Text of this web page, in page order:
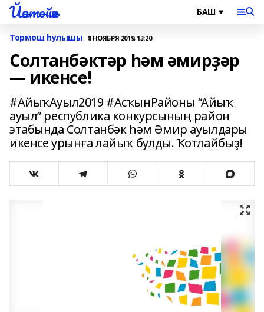
Йәнтөйәк
Тормош һулышы 8 НОЯБРЯ 2019, 13:20
Солтанбәктәр һәм әмирҙәр
— икенсе!
#АйыҡАуыл2019 #АсҡынРайоны “Айыҡ
ауыл” республика конкурсының район
этабында Солтанбәк һәм Әмир ауылдары
икенсе урынға лайыҡ булды. Ҡотлайбыҙ!